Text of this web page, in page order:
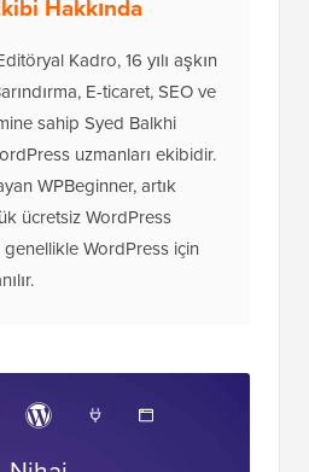
Kadro, 16 yılı aşkın
E-ticaret, SEO ve
sahip Syed Balkhi
uzmanları ekibidir.
WPBeginner, artık
ücretsiz WordPress
WordPress için